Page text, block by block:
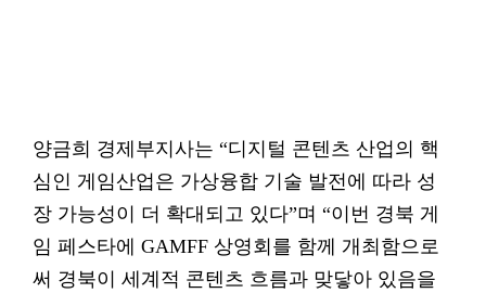
양금희 경제부지사는 “디지털 콘텐츠 산업의 핵
심인 게임산업은 가상융합 기술 발전에 따라 성
장 가능성이 더 확대되고 있다”며 “이번 경북 게
임 페스타에 GAMFF 상영회를 함께 개최함으로
써 경북이 세계적 콘텐츠 흐름과 맞닿아 있음을